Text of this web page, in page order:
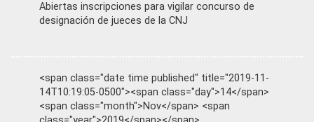
Abiertas inscripciones para vigilar concurso de
designación de jueces de la CNJ
<span class="date time published" title="2019-11-
14T10:19:05-0500"><span class="day">14</span>
<span class="month">Nov</span> <span